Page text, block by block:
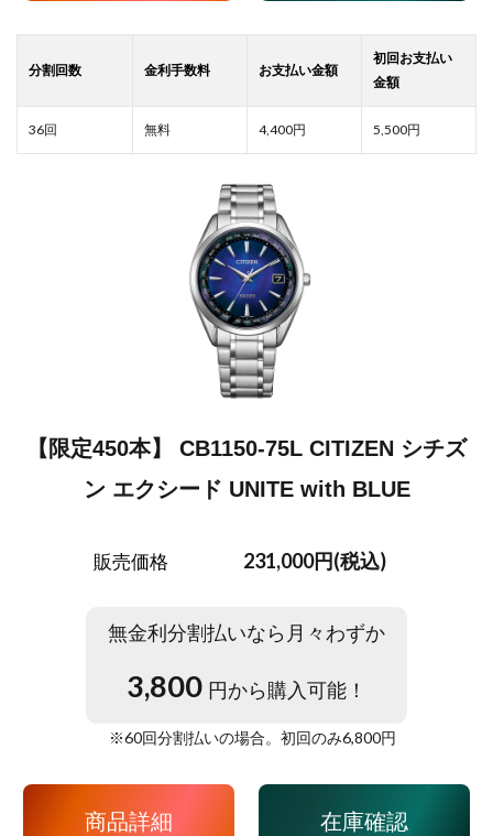
4,400 5,500
【限定450本】 CB1150-75L CITIZEN シチズ
ン エクシード UNITE with BLUE
販売価格 231,000円(税込)
無金利分割払いなら月々わずか
3,800 円から購入可能！
※60回分割払いの場合。初回のみ6,800円
商品詳細 在庫確認